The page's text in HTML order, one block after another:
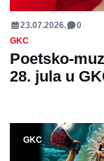
23.07.2026.
0
GKC
Poetsko-
28. jula u
GKC